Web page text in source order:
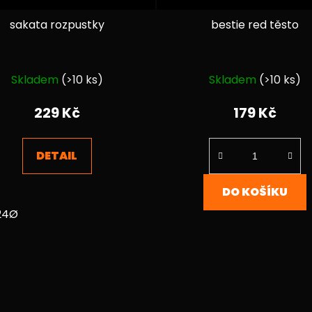
sakata rozpustky
hodnocení
produktu
4,4
z
Skladem (>10 ks)
229 Kč
DETAIL
bestie red těsto
hodnocení
produktu
5,0
z
hvězdiček.
Skladem (>10 ks)
179 Kč
DO KOŠÍKU